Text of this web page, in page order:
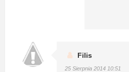
Filis
25 Sierpnia 2014 10:51